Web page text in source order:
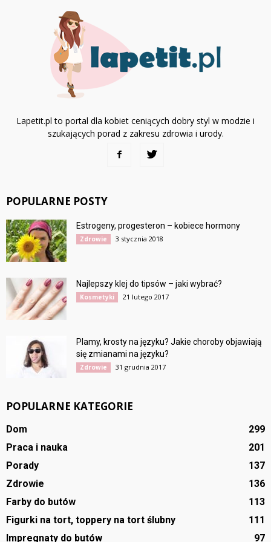
Lapetit.pl to portal dla kobiet ceniących dobry styl w modzie i
szukających porad z zakresu zdrowia i urody.
POPULARNE POSTY
Estrogeny, progesteron – kobiece hormony
Zdrowie 3 stycznia 2018
Najlepszy klej do tipsów – jaki wybrać?
Kosmetyki 21 lutego 2017
Plamy, krosty na języku? Jakie choroby objawiają
się zmianami na języku?
Zdrowie 31 grudnia 2017
POPULARNE KATEGORIE
Dom
299
Praca i nauka
201
Porady
137
Zdrowie
136
Farby do butów
113
Figurki na tort, toppery na tort ślubny
111
Impregnaty do butów
97